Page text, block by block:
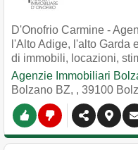
D'Onofrio Carmine -
l'Alto Adige, l'alto Garda
di immobili, locazioni,
Agenzie Immobiliari
Bolzano BZ, , 39100